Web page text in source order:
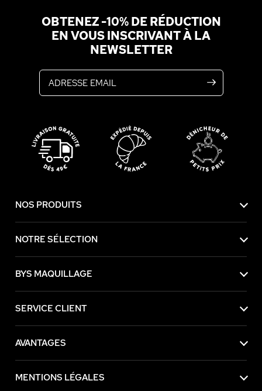
OBTENEZ -10% DE RÉDUCTION
EN VOUS INSCRIVANT À LA
NEWSLETTER
NOS PRODUITS
NOTRE SÉLECTION
BYS MAQUILLAGE
SERVICE CLIENT
AVANTAGES
MENTIONS LÉGALES